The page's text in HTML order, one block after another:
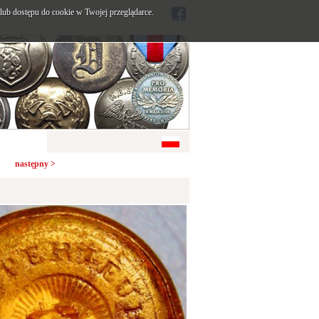
następny >
dostępu do cookie w Twojej przeglądarce.